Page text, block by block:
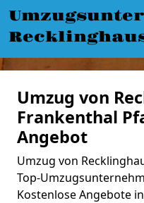
Umzug von
Frankenthal
Angebot
Umzug von
Top-
Kostenlose Angebote